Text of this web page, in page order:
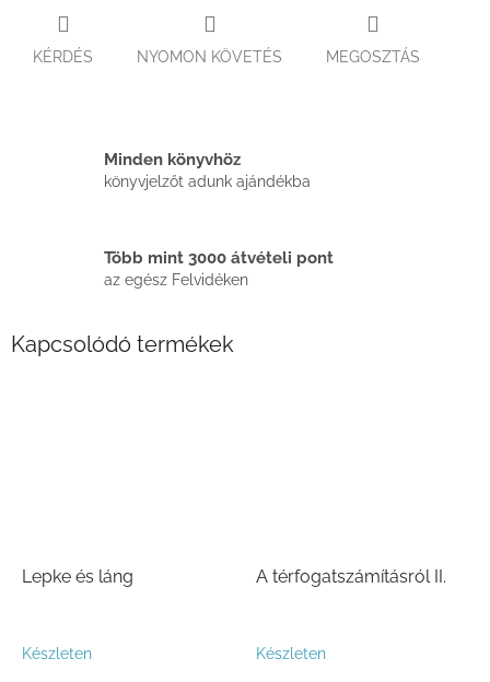
KÉRDÉS NYOMON KÖVETÉS MEGOSZTÁS
Minden könyvhöz
könyvjelzőt adunk ajándékba
Több mint 3000 átvételi pont
az egész Felvidéken
Kapcsolódó termékek
Lepke és láng
Készleten
A térfogatszámításról II.
Készleten